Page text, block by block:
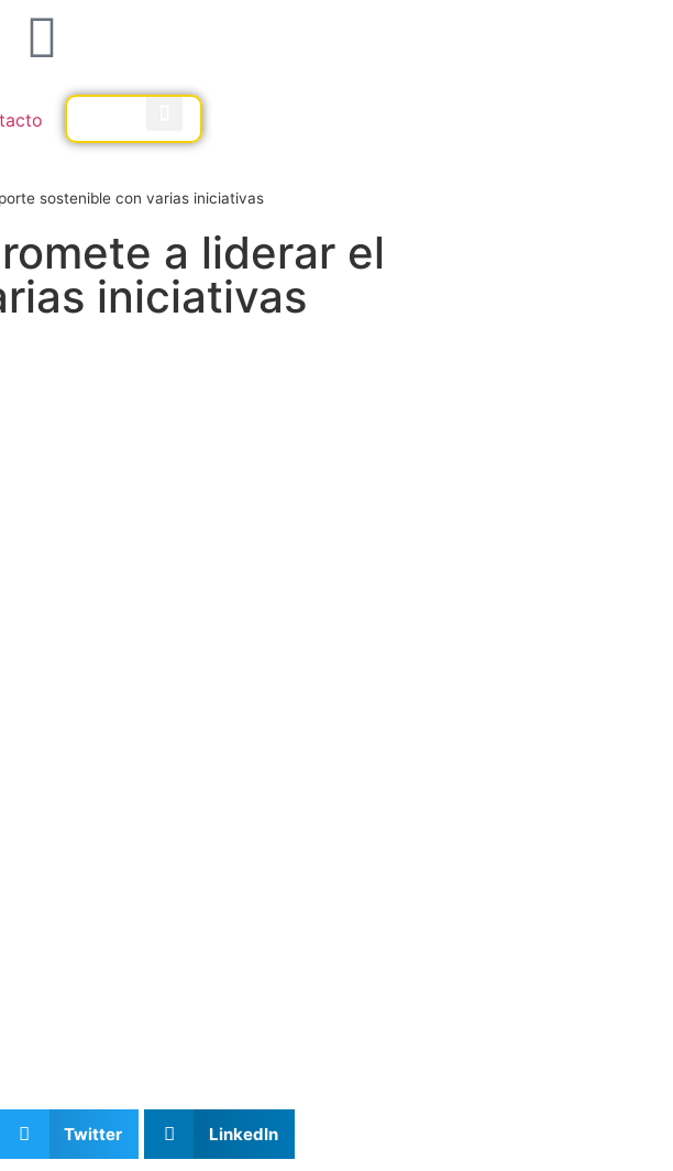
sostenible con varias iniciativas
a liderar el
iniciativas
Twitter LinkedIn